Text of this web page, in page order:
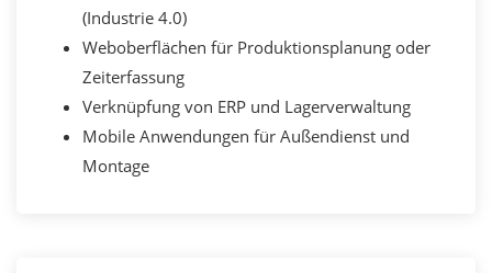
(Industrie 4.0)
Weboberflächen für Produktionsplanung oder
Zeiterfassung
Verknüpfung von ERP und Lagerverwaltung
Mobile Anwendungen für Außendienst und
Montage